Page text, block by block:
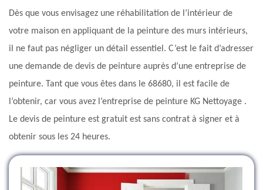
Dès que vous envisagez une réhabilitation de l’intérieur de
votre maison en appliquant de la peinture des murs intérieurs,
il ne faut pas négliger un détail essentiel. C’est le fait d’adresser
une demande de devis de peinture auprès d’une entreprise de
peinture. Tant que vous êtes dans le 68680, il est facile de
l’obtenir, car vous avez l’entreprise de peinture KG Nettoyage .
Le devis de peinture est gratuit est sans contrat à signer et à
obtenir sous les 24 heures.